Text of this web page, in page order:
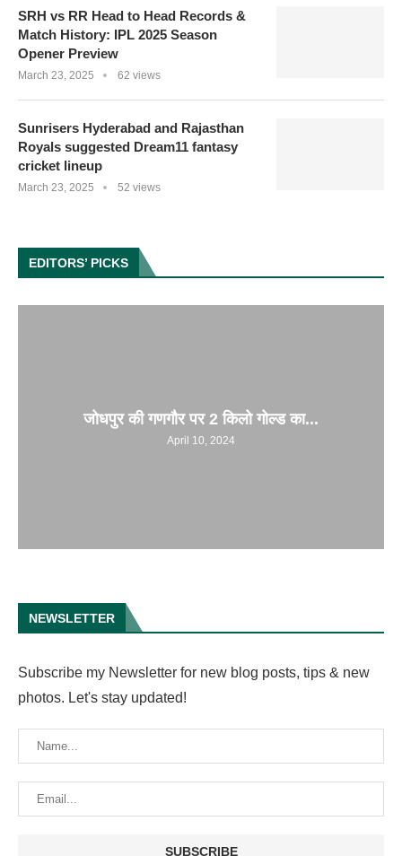
SRH vs RR Head to Head Records &
Match History: IPL 2025 Season
Opener Preview
March 23, 2025 62 views
Sunrisers Hyderabad and Rajasthan
Royals suggested Dream11 fantasy
cricket lineup
March 23, 2025 52 views
EDITORS’ PICKS
जोधपुर की गणगौर पर 2 किलो गोल्ड का...
April 10, 2024
NEWSLETTER
Subscribe my Newsletter for new blog posts, tips & new
photos. Let's stay updated!